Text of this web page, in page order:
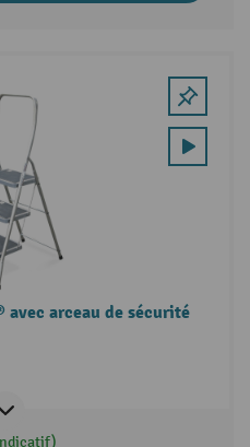
avec arceau de sécurité